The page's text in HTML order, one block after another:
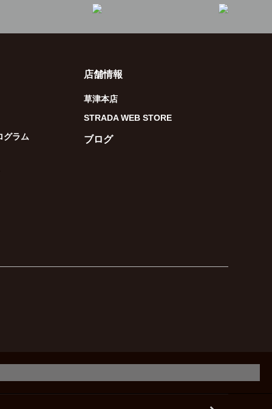
グラム
店舗情報
草津本店
STRADA WEB STORE
ブログ